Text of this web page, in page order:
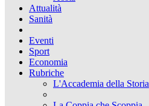
Attualità
Sanità
Eventi
Sport
Economia
Rubriche
L'Accademia della Storia